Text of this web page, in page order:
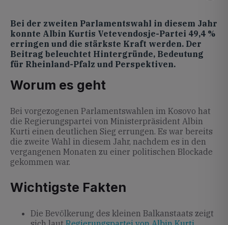
Bei der zweiten Parlamentswahl in diesem Jahr
konnte Albin Kurtis Vetevendosje-Partei 49,4 %
erringen und die stärkste Kraft werden. Der
Beitrag beleuchtet Hintergründe, Bedeutung
für Rheinland-Pfalz und Perspektiven.
Worum es geht
Bei vorgezogenen Parlamentswahlen im Kosovo hat
die Regierungspartei von Ministerpräsident Albin
Kurti einen deutlichen Sieg errungen. Es war bereits
die zweite Wahl in diesem Jahr, nachdem es in den
vergangenen Monaten zu einer politischen Blockade
gekommen war.
Wichtigste Fakten
Die Bevölkerung des kleinen Balkanstaats zeigt